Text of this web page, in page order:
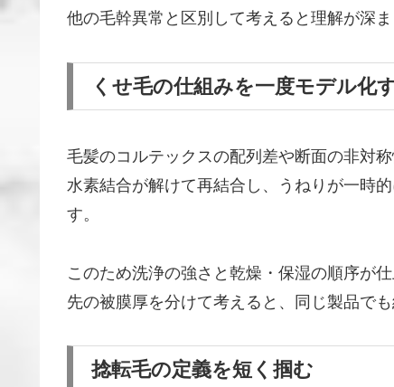
他の毛幹異常と区別して考えると理解が深ま
くせ毛の仕組みを一度モデル化
毛髪のコルテックスの配列差や断面の非対
水素結合が解けて再結合し、うねりが一時
す。
このため洗浄の強さと乾燥・保湿の順序が
先の被膜厚を分けて考えると、同じ製品でも
捻転毛の定義を短く掴む